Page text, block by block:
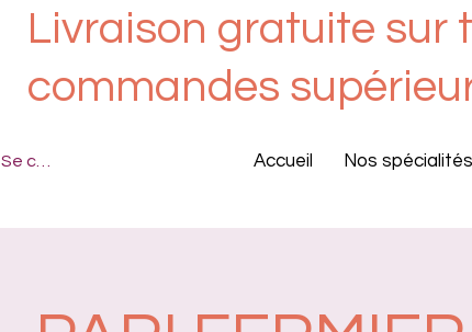
Livraison gratuite sur
commandes sup
Se connecter Accueil Nos spécialités